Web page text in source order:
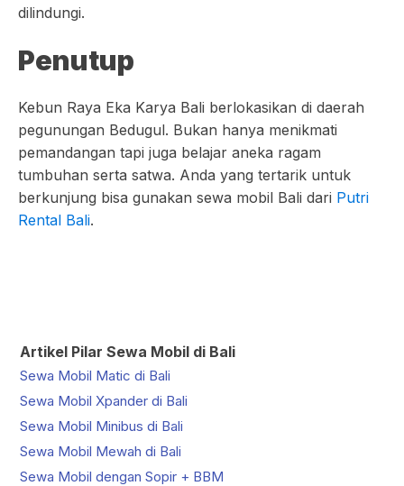
dilindungi.
Penutup
Kebun Raya Eka Karya Bali berlokasikan di daerah
pegunungan Bedugul. Bukan hanya menikmati
pemandangan tapi juga belajar aneka ragam
tumbuhan serta satwa. Anda yang tertarik untuk
berkunjung bisa gunakan sewa mobil Bali dari Putri
Rental Bali.
Artikel Pilar Sewa Mobil di Bali
Sewa Mobil Matic di Bali
Sewa Mobil Xpander di Bali
Sewa Mobil Minibus di Bali
Sewa Mobil Mewah di Bali
Sewa Mobil dengan Sopir + BBM